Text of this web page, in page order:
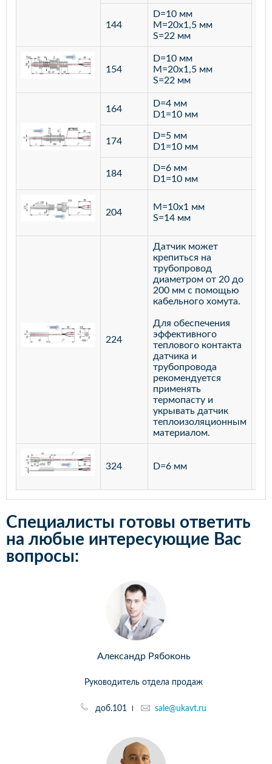
144
D=10 мм
M=20х1,5 мм
S=22 мм
154
D=10 мм
M=20х1,5 мм
S=22 мм
164
D=4 мм
D1=10 мм
174
D=5 мм
D1=10 мм
184
D=6 мм
D1=10 мм
204
M=10х1 мм
S=14 мм
224
Датчик может
крепиться на
трубопровод
диаметром от 20 до
200 мм с помощью
кабельного хомута.
Для обеспечения
эффективного
теплового контакта
датчика и
трубопровода
рекомендуется
применять
термопасту и
укрывать датчик
теплоизоляционным
материалом.
324 D=6 мм
Специалисты готовы ответить
на любые интересующие Вас
вопросы:
Александр Рябоконь
Руководитель отдела продаж
доб.101 sale@ukavt.ru